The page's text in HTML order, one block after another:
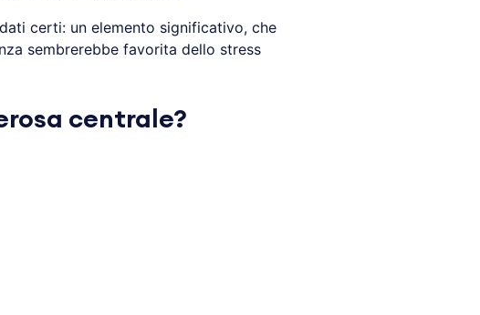
certi: un elemento significativo, che
sembrerebbe favorita dello stress
centrale?